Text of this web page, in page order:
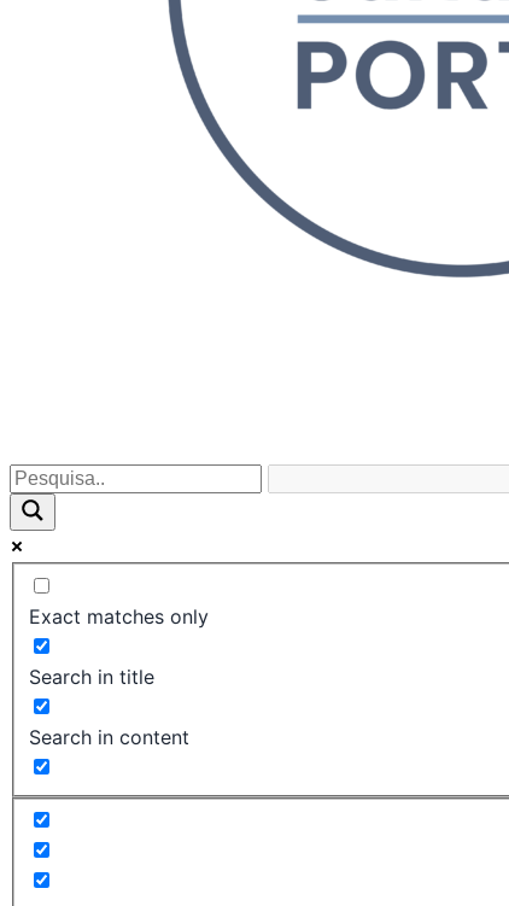
Exact matches only
Search in title
Search in content